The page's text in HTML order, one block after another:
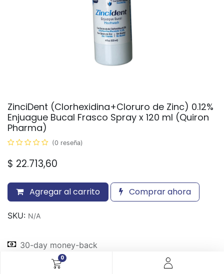
0
ZinciDent (Clorhexidina+Cloruro de Zinc) 0.12%
Enjuague Bucal Frasco Spray x 120 ml (Quiron
Pharma)
(0 reseña)
$ 22.713,60
Agregar al carrito Comprar ahora
SKU: N/A
30-day money-back
7-day returns